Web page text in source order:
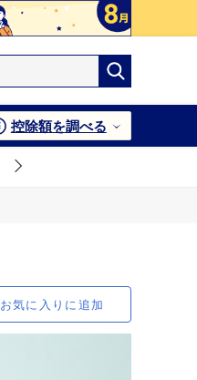
控除額を調べる
お気に入りに追加